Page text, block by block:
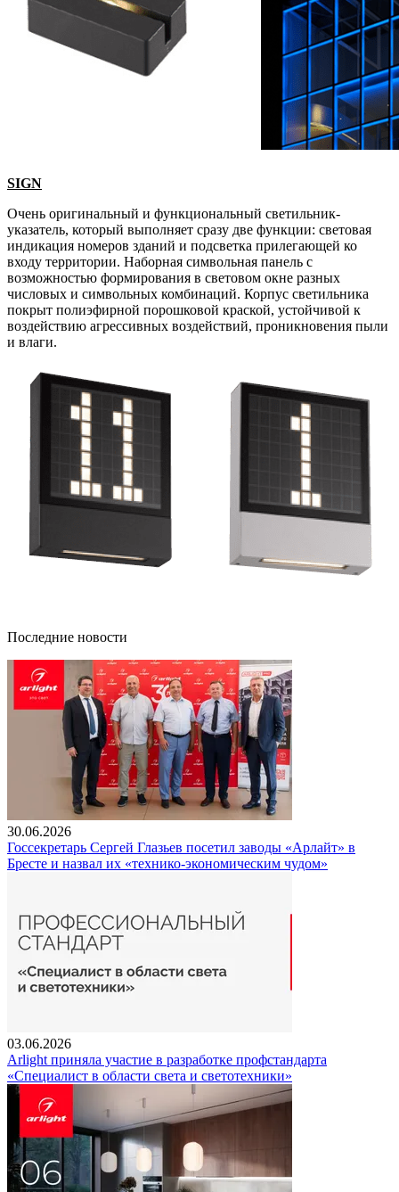
SIGN
Очень оригинальный и функциональный светильник-
указатель, который выполняет сразу две функции: световая
индикация номеров зданий и подсветка прилегающей ко
входу территории. Наборная символьная панель с
возможностью формирования в световом окне разных
числовых и символьных комбинаций. Корпус светильника
покрыт полиэфирной порошковой краской, устойчивой к
воздействию агрессивных воздействий, проникновения пыли
и влаги.
Последние новости
30.06.2026
Госсекретарь Сергей Глазьев посетил заводы «Арлайт» в
Бресте и назвал их «технико-экономическим чудом»
03.06.2026
Arlight приняла участие в разработке профстандарта
«Специалист в области света и светотехники»